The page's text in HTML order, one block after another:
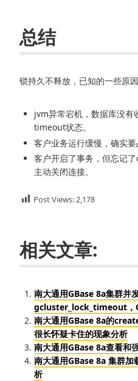
总结
锁持久不释放，已知的一些原
jvm异常宕机，数据库没有
timeout状态。
客户业务运行缓慢，确实
客户开启了事务，但忘记
主动关闭连接。
Post Views:2,178
相关文章:
南大通用GBase 8a集群并
gcluster_lock_timeout
南大通用GBase 8a的
很长怀疑卡住的现象分析
南大通用GBase 8a查看和
南大通用GBase 8a 集群
析